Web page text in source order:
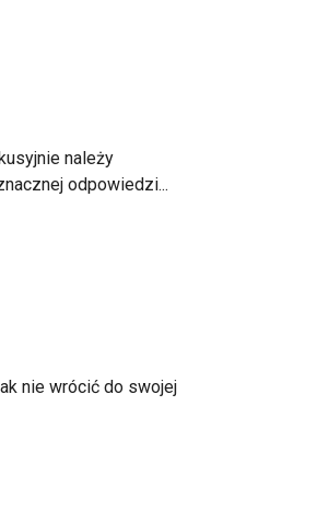
należy
odpowiedzi...
nie wrócić do swojej